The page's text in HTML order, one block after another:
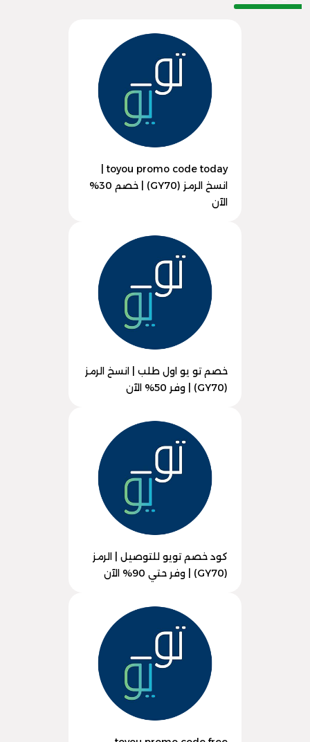
انسخ الرمز (GY70) | خصم 30%
الآن
خصم تو يو اول طلب | انسخ الرمز
(GY70) | وفر 50% الآن
كود خصم تويو للتوصيل | الرمز
(GY70) | وفر حتي 90% الآن